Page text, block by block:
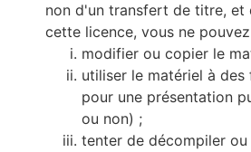
non d'un transfert de titre, et
cette licence, vous ne
modifier ou copier le
utiliser le matériel à
pour une présentation
ou non) ;
tenter de décompiler